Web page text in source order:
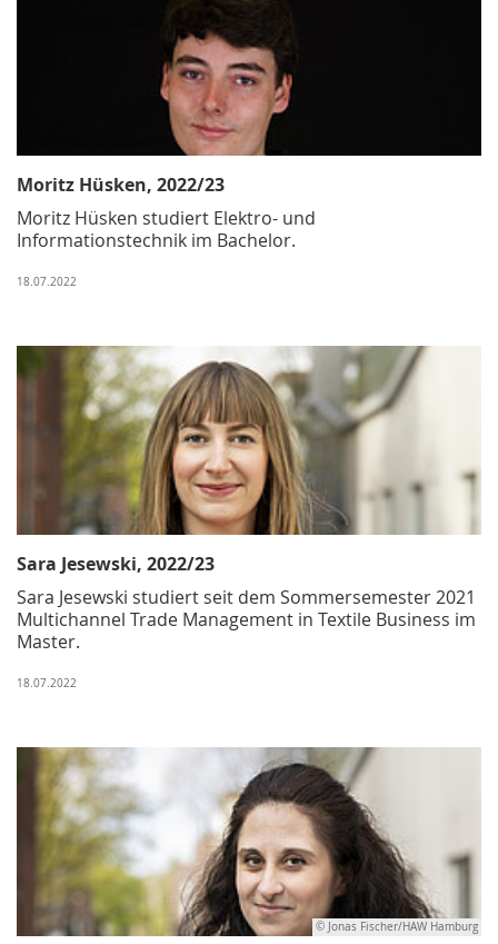
Moritz Hüsken, 2022/23
Moritz Hüsken studiert Elektro- und
Informationstechnik im Bachelor.
18.07.2022
Sara Jesewski, 2022/23
Sara Jesewski studiert seit dem Sommersemester 2021
Multichannel Trade Management in Textile Business im
Master.
18.07.2022
© Jonas Fischer/HAW Hamburg